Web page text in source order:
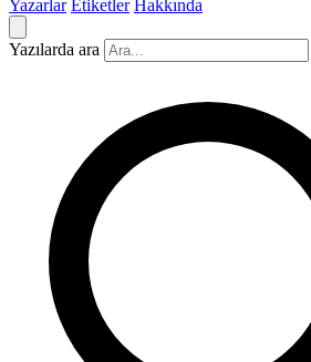
Yazarlar Etiketler Hakkında
Yazılarda ara